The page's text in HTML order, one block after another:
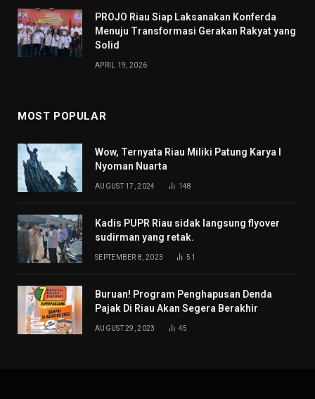
PROJO Riau Siap Laksanakan Konferda
Menuju Transformasi Gerakan Rakyat yang
Solid
APRIL 19, 2026
MOST POPULAR
Wow, Ternyata Riau Miliki Patung Karya I
Nyoman Nuarta
AUGUST 17, 2024 148
Kadis PUPR Riau sidak langsung flyover
sudirman yang retak.
SEPTEMBER 8, 2023 51
Buruan! Program Penghapusan Denda
Pajak Di Riau Akan Segera Berakhir
AUGUST 29, 2023 45